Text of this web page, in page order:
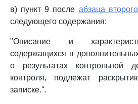
в) пункт 9 после абзаца второго
следующего содержания:
"Описание и
содержащихся в
о результатах контрольной
контроля, подлежат
записке.".